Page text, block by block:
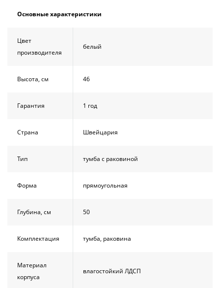
Основные характеристики
Цвет
производителя
белый
Высота, см 46
Гарантия 1 год
Страна Швейцария
Тип тумба с раковиной
Форма прямоугольная
Глубина, см 50
Комплектация тумба, раковина
Материал
корпуса
влагостойкий ЛДСП